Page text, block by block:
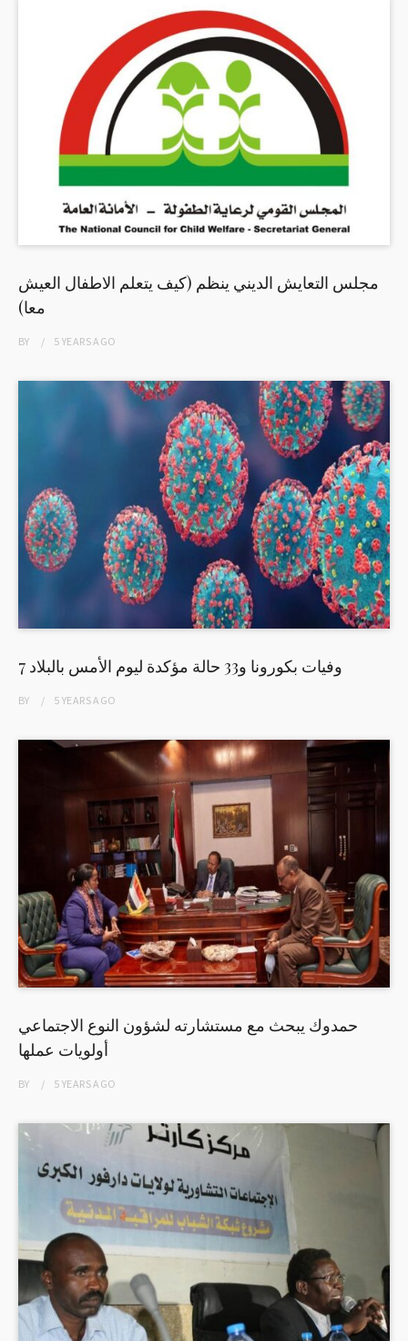
مجلس التعايش الديني ينظم (كيف يتعلم الاطفال العيش
معا)
BY 5 YEARSAGO
7 وفيات بكورونا و33 حالة مؤكدة ليوم الأمس بالبلاد
BY 5 YEARSAGO
حمدوك يبحث مع مستشارته لشؤون النوع الاجتماعي
أولويات عملها
BY 5 YEARSAGO